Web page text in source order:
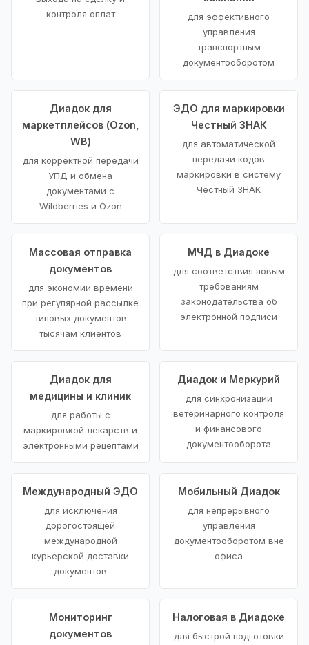
контроля оплат
для эффективного
управления
транспортным
документооборотом
Диадок для
маркетплейсов (Ozon,
WB)
для корректной передачи
УПД и обмена
документами с
Wildberries и Ozon
ЭДО для маркировки
Честный ЗНАК
для автоматической
передачи кодов
маркировки в систему
Честный ЗНАК
Массовая отправка
документов
для экономии времени
при регулярной рассылке
типовых документов
тысячам клиентов
МЧД в Диадоке
для соответствия новым
требованиям
законодательства об
электронной подписи
Диадок для
медицины и клиник
для работы с
маркировкой лекарств и
электронными рецептами
Диадок и Меркурий
для синхронизации
ветеринарного контроля
и финансового
документооборота
Международный ЭДО
для исключения
дорогостоящей
международной
курьерской доставки
документов
Мобильный Диадок
для непрерывного
управления
документооборотом вне
офиса
Мониторинг
документов
Налоговая в Диадоке
для быстрой подготовки